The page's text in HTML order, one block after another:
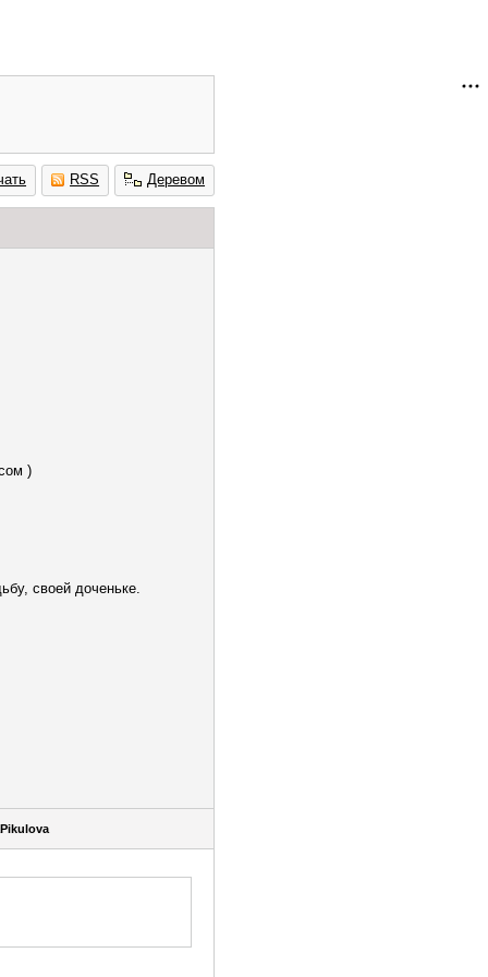
RSS Деревом
)
своей доченьке.